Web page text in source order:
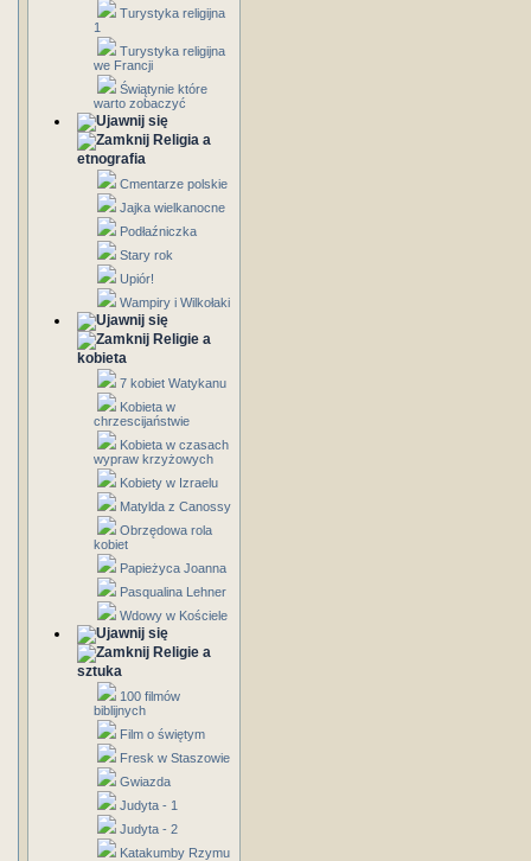
Turystyka religijna
1
Turystyka religijna
we Francji
Świątynie które
warto zobaczyć
Religia a
etnografia
Cmentarze polskie
Jajka wielkanocne
Podłaźniczka
Stary rok
Upiór!
Wampiry i Wilkołaki
Religie a
kobieta
7 kobiet Watykanu
Kobieta w
chrzescijaństwie
Kobieta w czasach
wypraw krzyżowych
Kobiety w Izraelu
Matylda z Canossy
Obrzędowa rola
kobiet
Papieżyca Joanna
Pasqualina Lehner
Wdowy w Kościele
Religie a
sztuka
100 filmów
biblijnych
Film o świętym
Fresk w Staszowie
Gwiazda
Judyta - 1
Judyta - 2
Katakumby Rzymu